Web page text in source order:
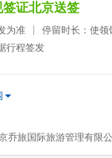
证北京送签
为准
停留时长：使领
行程签发
乔旅国际旅游管理有限